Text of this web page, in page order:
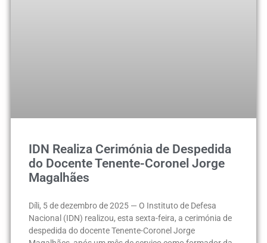
IDN Realiza Cerimónia de Despedida
do Docente Tenente-Coronel Jorge
Magalhães
Díli, 5 de dezembro de 2025 — O Instituto de Defesa
Nacional (IDN) realizou, esta sexta-feira, a cerimónia de
despedida do docente Tenente-Coronel Jorge